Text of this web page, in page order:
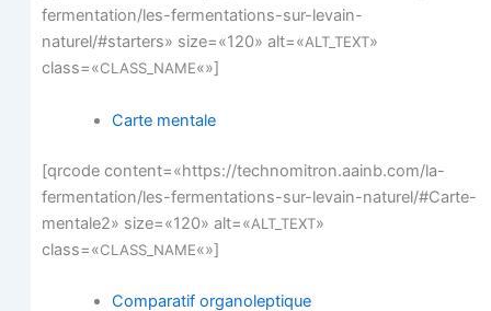
fermentation/les-fermentations-sur-levain-
naturel/#starters» size=«120» alt=«ALT_TEXT»
class=«CLASS_NAME«»]
Carte men­tale
[qrcode content=«https://technomitron.aainb.com/la-
fermentation/les-fermentations-sur-levain-naturel/#Carte-
mentale2» size=«120» alt=«ALT_TEXT»
class=«CLASS_NAME«»]
Com­pa­ra­tif organoleptique